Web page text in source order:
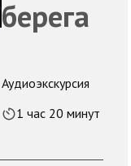
берега
Аудиоэкскурсия
1 час 20 минут